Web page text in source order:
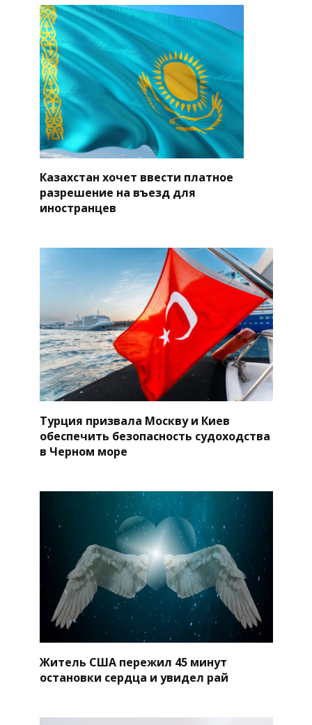
Казахстан хочет ввести платное
разрешение на въезд для
иностранцев
Турция призвала Москву и Киев
обеспечить безопасность судоходства
в Черном море
Житель США пережил 45 минут
остановки сердца и увидел рай